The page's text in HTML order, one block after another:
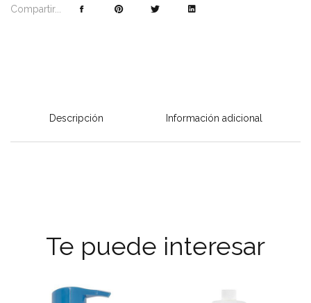
Compartir...
Descripción Información adicional
Te puede interesar